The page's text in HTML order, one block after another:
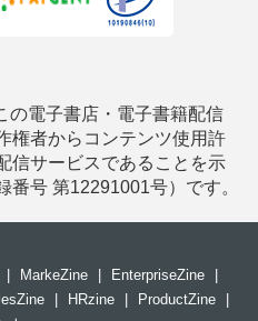
の電子書店・電子書籍配信
権者からコンテンツ使用許
信サービスであることを示
番号 第12291001号）です。
MarkeZine EnterpriseZine
HRzine ProductZine